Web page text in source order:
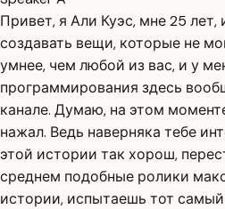
Привет, я Али Куэс, мне 25
создавать вещи, которые не
умнее, чем любой из вас, и у
программирования здесь
канале. Думаю, на этом
нажал. Ведь наверняка тебе
этой истории так хорош,
среднем подобные ролики
истории, испытаешь тот